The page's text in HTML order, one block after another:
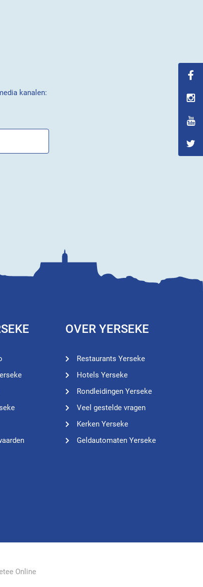
kanalen:
OVER YERSEKE
Restaurants Yerseke
Hotels Yerseke
Rondleidingen Yerseke
Veel gestelde vragen
Kerken Yerseke
Geldautomaten Yerseke
Online